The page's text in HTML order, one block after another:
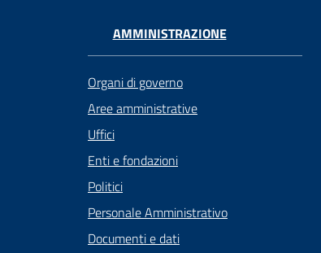
AMMINISTRAZIONE
Organi di governo
Aree amministrative
Uffici
Enti e fondazioni
Politici
Personale Amministrativo
Documenti e dati